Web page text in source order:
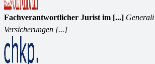
Fachverantwortlicher Jurist im [...]
Versicherungen [...]